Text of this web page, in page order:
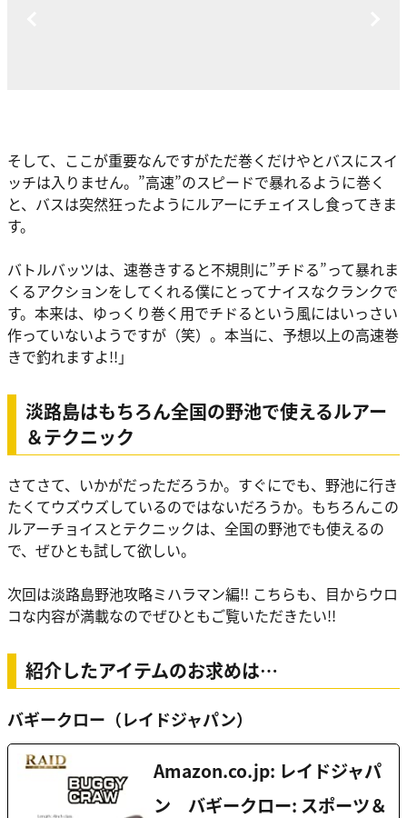
そして、ここが重要なんですがただ巻くだけやとバスにスイ
ッチは入りません。”高速”のスピードで暴れるように巻く
と、バスは突然狂ったようにルアーにチェイスし食ってきま
す。
バトルバッツは、速巻きすると不規則に”チドる”って暴れま
くるアクションをしてくれる僕にとってナイスなクランクで
す。本来は、ゆっくり巻く用でチドるという風にはいっさい
作っていないようですが（笑）。本当に、予想以上の高速巻
きで釣れますよ!! 」
淡路島はもちろん全国の野池で使えるルアー
＆テクニック
さてさて、いかがだっただろうか。すぐにでも、野池に行き
たくてウズウズしているのではないだろうか。もちろんこの
ルアーチョイスとテクニックは、全国の野池でも使えるの
で、ぜひとも試して欲しい。
次回は淡路島野池攻略ミハラマン編!! こちらも、目からウロ
コな内容が満載なのでぜひともご覧いただきたい!!
紹介したアイテムのお求めは…
バギークロー（レイドジャパン）
Amazon.co.jp: レイドジャパ
ン バギークロー: スポーツ＆